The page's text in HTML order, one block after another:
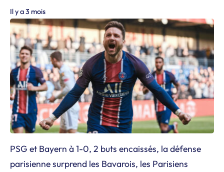
Il y a 3 mois
PSG et Bayern à 1-0, 2 buts encaissés, la défense
parisienne surprend les Bavarois, les Parisiens